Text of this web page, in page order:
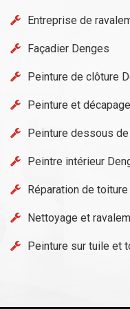
Entreprise de
Façadier Denges
Peinture de clôture
Peinture et
Peinture dessous
Peintre intérieur
Réparation de
Nettoyage et
Peinture sur tuile et